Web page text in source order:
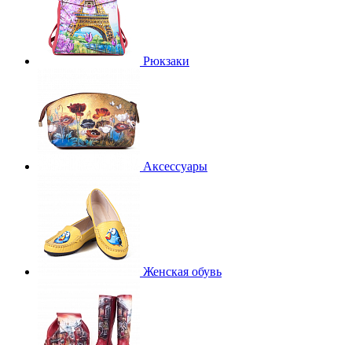
Рюкзаки
Аксессуары
Женская обувь